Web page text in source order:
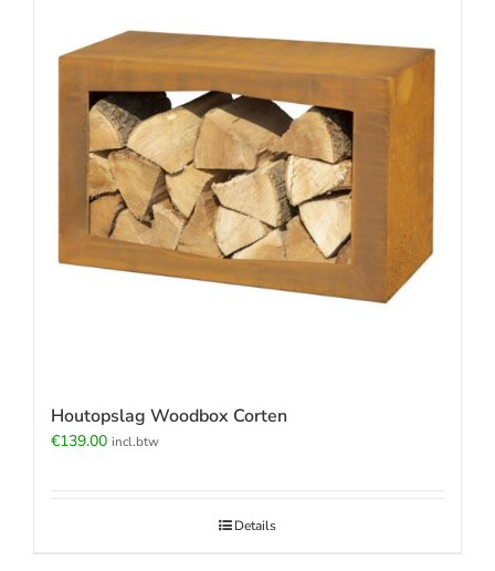
Houtopslag Woodbox Corten
€139.00 incl.btw
Details